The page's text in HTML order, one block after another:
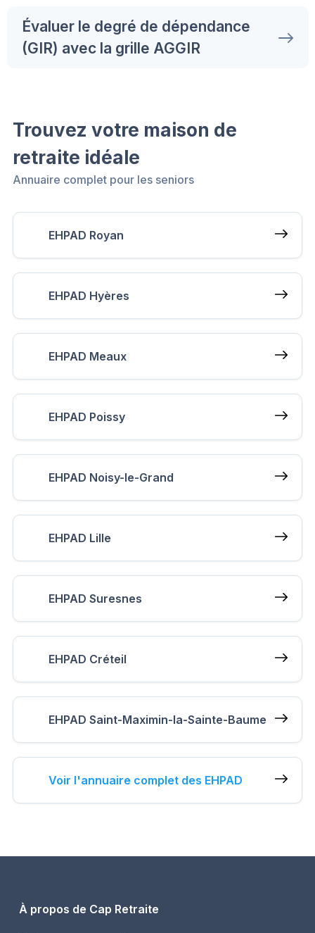
Évaluer le degré de dépendance
(GIR) avec la grille AGGIR
Trouvez votre maison de
retraite idéale
Annuaire complet pour les seniors
EHPAD Royan
EHPAD Hyères
EHPAD Meaux
EHPAD Poissy
EHPAD Noisy-le-Grand
EHPAD Lille
EHPAD Suresnes
EHPAD Créteil
EHPAD Saint-Maximin-la-Sainte-Baume
Voir l'annuaire complet des EHPAD
À propos de Cap Retraite